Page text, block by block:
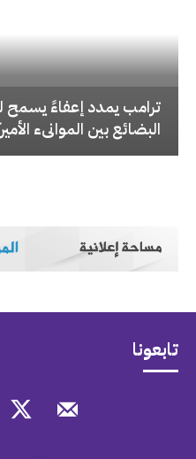
‏ترامب يمدد إعفاءً يسمح
البضائع بين الموانىء
تابعونا